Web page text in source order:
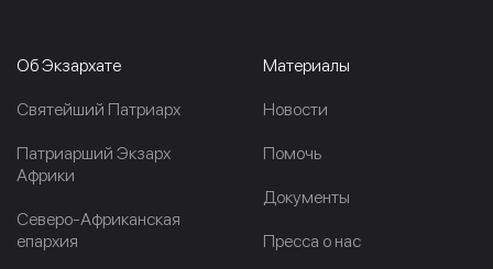
Об Экзархате
Cвятейший Патриарх
Патриарший Экзарх
Африки
Северо-Африканская
епархия
Материалы
Новости
Помочь
Документы
Пресса о нас